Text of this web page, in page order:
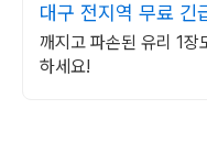
대구 전지역 무료 긴
깨지고 파손된 유리 1장
하세요!